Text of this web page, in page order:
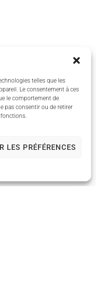
telles que les
Le consentement à ces
le comportement de
pas consentir ou de retirer
LES PRÉFÉRENCES